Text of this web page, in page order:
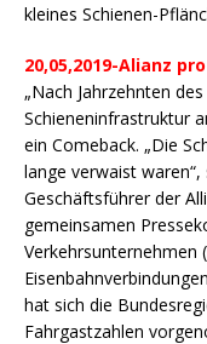
kleines Schienen-
20,05,2019-Alianz
„Nach Jahrzehnten
Schieneninfrastruktur
ein Comeback. „Die
lange verwaist
Geschäftsführer der
gemeinsamen
Verkehrsunternehmen
hat sich die
Fahrgastzahlen